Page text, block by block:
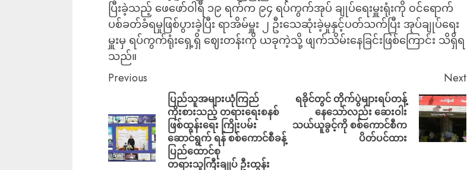
ပြီးခဲ့သည့် ဖေဖော်ဝါရီ ၁၉ ရက်က ၉၄ ရပ်ကွက်အုပ် ချုပ်ရေးမှူးရုံးကို ၀င်ရောက်
ပစ်ခတ်ခံရမှုဖြစ်ပွားခဲ့ပြီး ရာအိမ်မှူး ၂ ဦးသေဆုံးခဲ့မှုနှင့်ပတ်သက်ပြီး အုပ်ချုပ်ရေး
မှူးမှ ရပ်ကွက်ရုံးရှေ့ရှိ ဈေးတန်းကို ယခုကဲ့သို့ ဖျက်သိမ်းနေခြင်းဖြစ်ကြောင်း သိရှိရ
သည်။
Previous
ပြည်သူအများယုံကြည်
ကိုးစားသည့် တရားရေးစနစ်
ဖြစ်ထွန်းရေး ကြိုးပမ်း
ဆောင်ရွက် ရန် စစ်ကောင်စီခန့်
ပြည်ထောင်စု
တရားသူကြီးချုပ် ဦးထွန်း
Next
ရခိုင်တွင် တိုက်ပွဲများရပ်တန့်
နေသော်လည်း ဆေးဝါး
သယ်ယူခွင့်ကို စစ်ကောင်စီက
ပိတ်ပင်ထား